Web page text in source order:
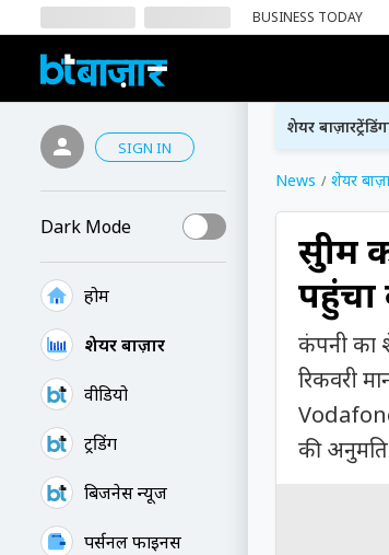
BUSINESS TODAY
SIGN IN
Dark Mode
होम
शेयर बाज़ार
वीडियो
ट्रेंडिंग
बिजनेस न्यूज
पर्सनल फाइनेंस
शेयर बाज़ारट्रेंडिंग
News शेयर
पहुंचा
कंपनी का
रिकवरी
की अनुमति